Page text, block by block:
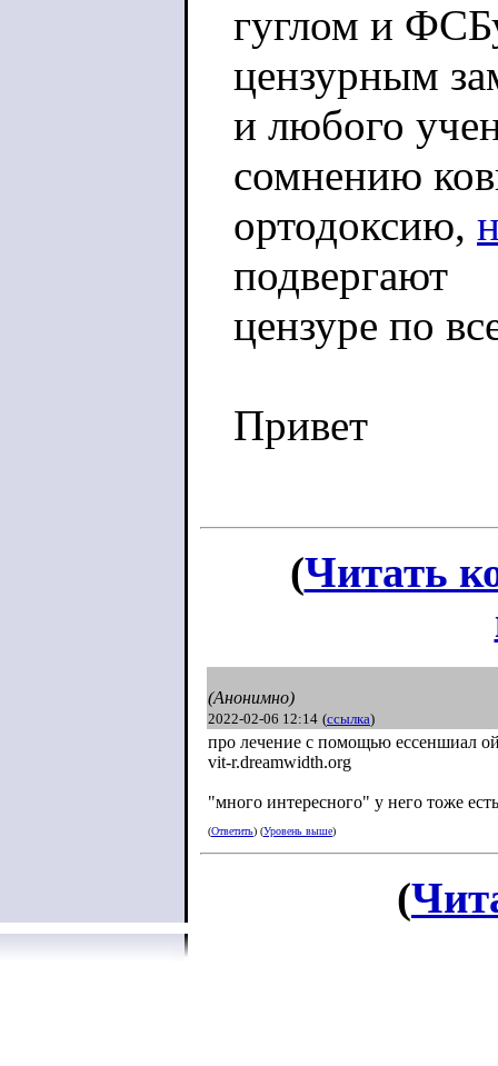
гуглом и
цензурным
и любого
сомнению
ортодоксию,
подвергают
цензуре по
Привет
(Читать
(Анонимно)
2022-02-06 12:14 (ссылка)
про лечение с помощью ессеншиал
vit-r.dreamwidth.org
"много интересного" у него тоже
(Ответить) (Уровень выше)
(